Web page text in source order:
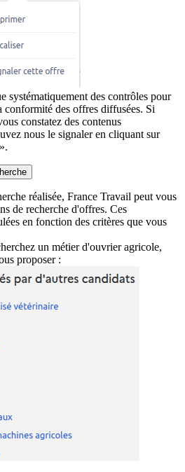
systématiquement des contrôles pour
des offres diffusées. Si
constatez des contenus
nous le signaler en cliquant sur
réalisée, France Travail peut vous
de recherche d'offres. Ces
en fonction des critères que vous
un métier d'ouvrier agricole,
proposer :